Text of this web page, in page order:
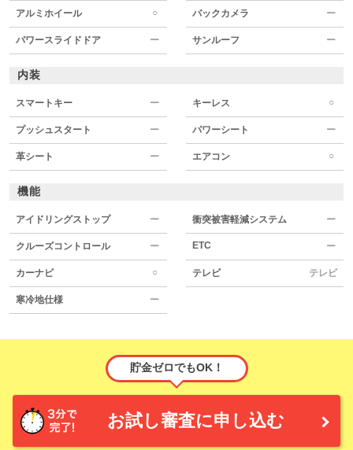
アルミホイール ○ バックカメラ ー
パワースライドドア ー サンルーフ ー
内装
スマートキー ー キーレス ○
プッシュスタート ー パワーシート ー
革シート ー エアコン ○
機能
アイドリングストップ ー 衝突被害軽減システム ー
クルーズコントロール ー ETC ー
カーナビ ○ テレビ テレビ
寒冷地仕様 ー
貯金ゼロでもOK！
お試し審査に申し込む